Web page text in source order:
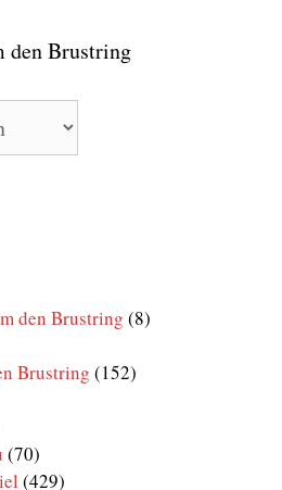
den Brustring
den Brustring (8)
Brustring (152)
(70)
(429)